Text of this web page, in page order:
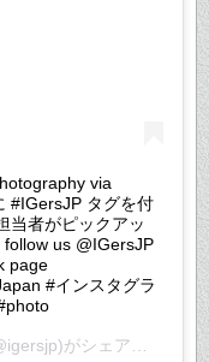
via
#IGersJP タグを付
当者がピックアッ
us @IGersJP
page
#インスタグラ
がシェアした投稿 –